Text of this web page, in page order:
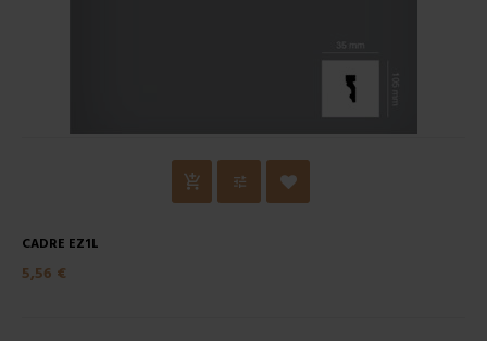
CADRE EZ1L
5,56 €